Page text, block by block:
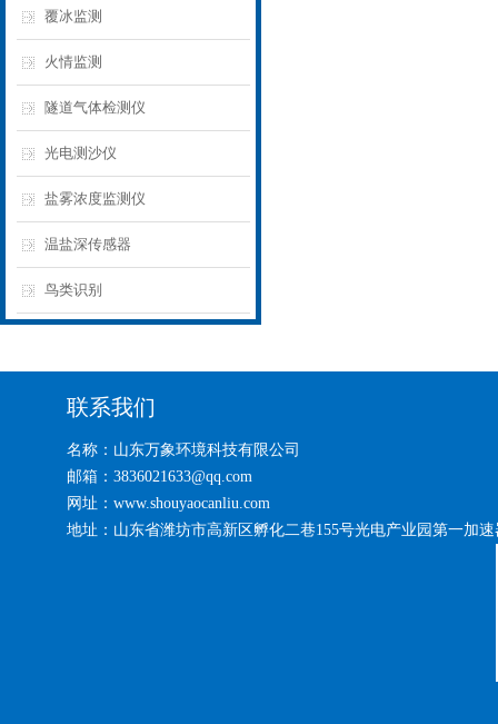
覆冰监测
火情监测
隧道气体检测仪
光电测沙仪
盐雾浓度监测仪
温盐深传感器
鸟类识别
联系我们
名称：山东万象环境科技有限公司
邮箱：3836021633@qq.com
网址：www.shouyaocanliu.com
地址：山东省潍坊市高新区孵化二巷155号光电产业园第一加